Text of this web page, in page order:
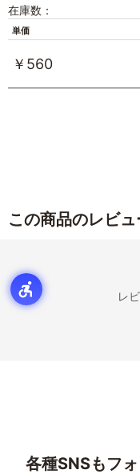
在庫数：
単価
￥560
この商品のレビュ
レ
各種SNSもフ